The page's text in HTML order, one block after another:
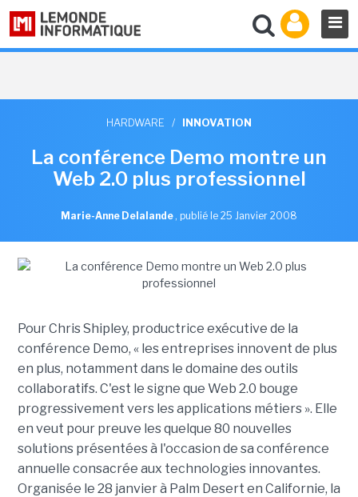
HARDWARE / INNOVATION
La conférence Demo montre un
Web 2.0 plus professionnel
Marie-Anne Delalande , publié le 25 Janvier 2008
Pour Chris Shipley, productrice exécutive de la
conférence Demo, « les entreprises innovent de plus
en plus, notamment dans le domaine des outils
collaboratifs. C'est le signe que Web 2.0 bouge
progressivement vers les applications métiers ». Elle
en veut pour preuve les quelque 80 nouvelles
solutions présentées à l'occasion de sa conférence
annuelle consacrée aux technologies innovantes.
Organisée le 28 janvier à Palm Desert en Californie, la